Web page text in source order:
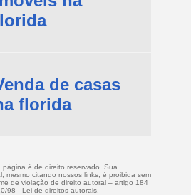
de casas
florida
é de direito reservado. Sua
mesmo citando nossos links, é proibida sem
de violação de direito autoral – artigo 184
98 - Lei de direitos autorais